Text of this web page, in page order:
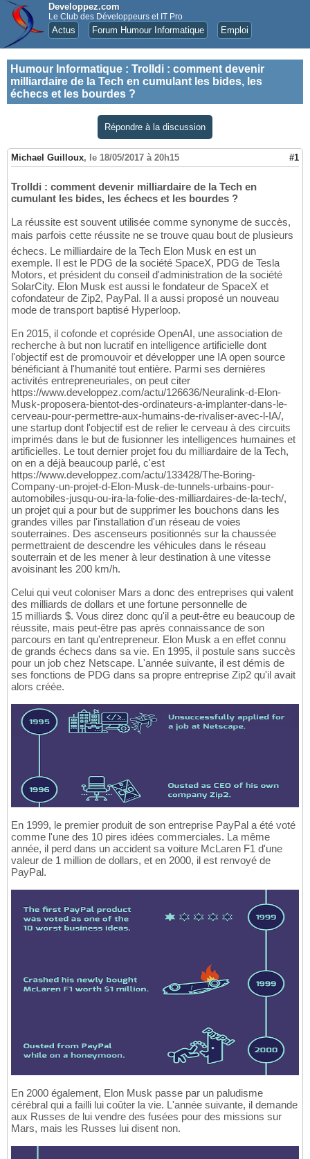
Developpez.com
Le Club des Développeurs et IT Pro
Actus Forum Humour Informatique Emploi
Humour Informatique : Trolldi : comment devenir
milliardaire de la Tech en cumulant les bides, les
échecs et les bourdes ?
Répondre à la discussion
Michael Guilloux, le 18/05/2017 à 20h15 #1
Trolldi : comment devenir milliardaire de la Tech en
cumulant les bides, les échecs et les bourdes ?
La réussite est souvent utilisée comme synonyme de succès,
mais parfois cette réussite ne se trouve quau bout de plusieurs
échecs. Le milliardaire de la Tech Elon Musk en est un
exemple. Il est le PDG de la société SpaceX, PDG de Tesla
Motors, et président du conseil d'administration de la société
SolarCity. Elon Musk est aussi le fondateur de SpaceX et
cofondateur de Zip2, PayPal. Il a aussi proposé un nouveau
mode de transport baptisé Hyperloop.
En 2015, il cofonde et copréside OpenAI, une association de
recherche à but non lucratif en intelligence artificielle dont
l'objectif est de promouvoir et développer une IA open source
bénéficiant à l'humanité tout entière. Parmi ses dernières
activités entrepreneuriales, on peut citer
https://www.developpez.com/actu/126636/Neuralink-d-Elon-
Musk-proposera-bientot-des-ordinateurs-a-implanter-dans-le-
cerveau-pour-permettre-aux-humains-de-rivaliser-avec-l-IA/,
une startup dont l'objectif est de relier le cerveau à des circuits
imprimés dans le but de fusionner les intelligences humaines et
artificielles. Le tout dernier projet fou du milliardaire de la Tech,
on en a déjà beaucoup parlé, c'est
https://www.developpez.com/actu/133428/The-Boring-
Company-un-projet-d-Elon-Musk-de-tunnels-urbains-pour-
automobiles-jusqu-ou-ira-la-folie-des-milliardaires-de-la-tech/,
un projet qui a pour but de supprimer les bouchons dans les
grandes villes par l'installation d'un réseau de voies
souterraines. Des ascenseurs positionnés sur la chaussée
permettraient de descendre les véhicules dans le réseau
souterrain et de les mener à leur destination à une vitesse
avoisinant les 200 km/h.
Celui qui veut coloniser Mars a donc des entreprises qui valent
des milliards de dollars et une fortune personnelle de
15 milliards $. Vous direz donc qu'il a peut-être eu beaucoup de
réussite, mais peut-être pas après connaissance de son
parcours en tant qu'entrepreneur. Elon Musk a en effet connu
de grands échecs dans sa vie. En 1995, il postule sans succès
pour un job chez Netscape. L'année suivante, il est démis de
ses fonctions de PDG dans sa propre entreprise Zip2 qu'il avait
alors créée.
En 1999, le premier produit de son entreprise PayPal a été voté
comme l'une des 10 pires idées commerciales. La même
année, il perd dans un accident sa voiture McLaren F1 d'une
valeur de 1 million de dollars, et en 2000, il est renvoyé de
PayPal.
En 2000 également, Elon Musk passe par un paludisme
cérébral qui a failli lui coûter la vie. L'année suivante, il demande
aux Russes de lui vendre des fusées pour des missions sur
Mars, mais les Russes lui disent non.